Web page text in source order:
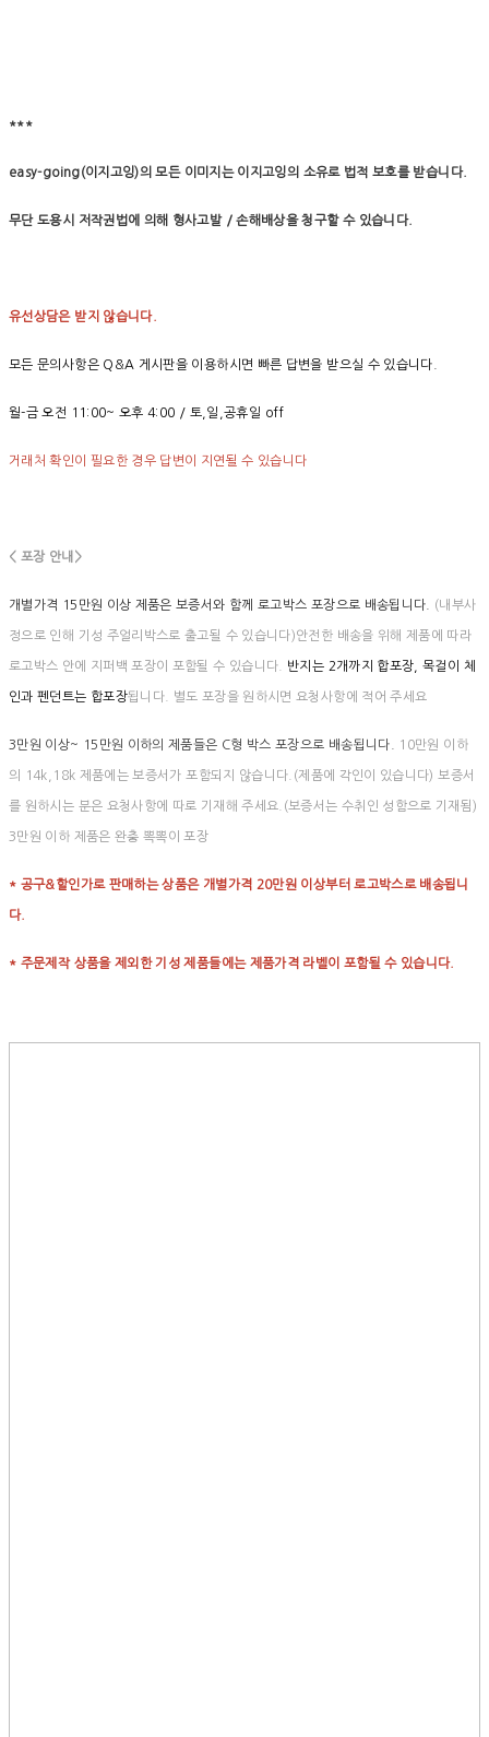
***
easy-going(이지고잉)의 모든 이미지는 이지고잉의 소유로 법적 보호를 받습니다.
무단 도용시 저작권법에 의해 형사고발 / 손해배상을 청구할 수 있습니다.
유선상담은 받지 않습니다.
모든 문의사항은 Q&A 게시판을 이용하시면 빠른 답변을 받으실 수 있습니다.
월-금 오전 11:00~ 오후 4:00 / 토,일,공휴일 off
거래처 확인이 필요한 경우 답변이 지연될 수 있습니다
< 포장 안내>
개별가격 15만원 이상 제품은 보증서와 함께 로고박스 포장으로 배송됩니다. (내부사
정으로 인해 기성 주얼리박스로 출고될 수 있습니다)안전한 배송을 위해 제품에 따라
로고박스 안에 지퍼백 포장이 포함될 수 있습니다. 반지는 2개까지 합포장, 목걸이 체
인과 펜던트는 합포장됩니다. 별도 포장을 원하시면 요청사항에 적어 주세요
3만원 이상~ 15만원 이하의 제품들은 C형 박스 포장으로 배송됩니다. 10만원 이하
의 14k,18k 제품에는 보증서가 포함되지 않습니다.(제품에 각인이 있습니다) 보증서
를 원하시는 분은 요청사항에 따로 기재해 주세요.(보증서는 수취인 성함으로 기재됨)
3만원 이하 제품은 완충 뽁뽁이 포장
* 공구&할인가로 판매하는 상품은 개별가격 20만원 이상부터 로고박스로 배송됩니
다.
* 주문제작 상품을 제외한 기성 제품들에는 제품가격 라벨이 포함될 수 있습니다.